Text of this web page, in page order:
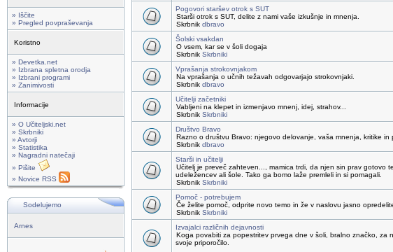
» Iščite
» Pregled povpraševanja
Koristno
» Devetka.net
» Izbrana spletna orodja
» Izbrani programi
» Zanimivosti
Informacije
» O Učiteljski.net
» Skrbniki
» Avtorji
» Statistika
» Nagradni natečaji
» Pišite
» Novice RSS
Sodelujemo
Arnes
Pogovori staršev otrok s SUT
Starši otrok s SUT, delite z nami vaše izkušnje in mnenja.
Skrbnik dbravo
Šolski vsakdan
O vsem, kar se v šoli dogaja
Skrbnik Skrbniki
Vprašanja strokovnjakom
Na vprašanja o učnih težavah odgovarjajo strokovnjaki.
Skrbnik dbravo
Učitelji začetniki
Vabljeni na klepet in izmenjavo mnenj, idej, strahov...
Skrbnik Skrbniki
Društvo Bravo
Razno o društvu Bravo: njegovo delovanje, vaša mnenja, kritike in
Skrbnik dbravo
Starši in učitelji
Učitelj je preveč zahteven..., mamica trdi, da njen sin prav gotovo
udeležencev ali šole. Tako ga bomo laže premleli in si pomagali.
Skrbnik Skrbniki
Pomoč - potrebujem
Če želite pomoč, odprite novo temo in že v naslovu jasno
Skrbnik Skrbniki
Izvajalci različnih dejavnosti
Koga povabiti za popestritev prvega dne v šoli, bralno značko, za
svoje priporočilo.